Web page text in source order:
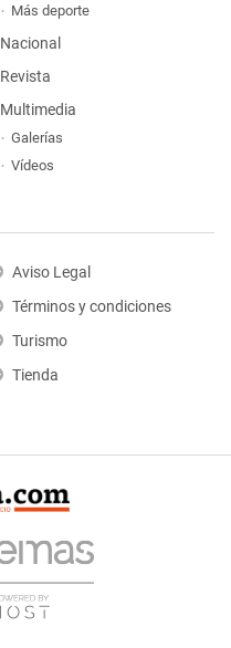
Más deporte
Nacional
Revista
Multimedia
Galerías
Vídeos
Aviso Legal
Términos y condiciones
Turismo
Tienda